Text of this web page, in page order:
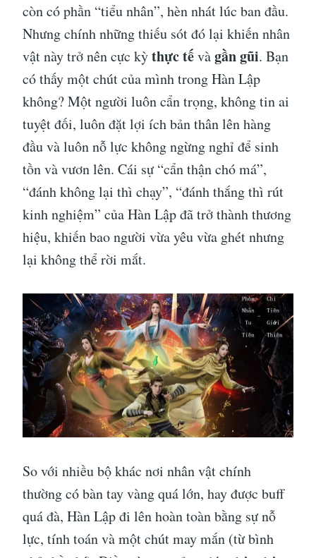
còn có phần “tiểu nhân”, hèn nhát lúc ban đầu.
Nhưng chính những thiếu sót đó lại khiến nhân
vật này trở nên cực kỳthực tếvàgần gũi. Bạn
có thấy một chút của mình trong Hàn Lập
không? Một người luôn cẩn trọng, không tin ai
tuyệt đối, luôn đặt lợi ích bản thân lên hàng
đầu và luôn nỗ lực không ngừng nghỉ để sinh
tồn và vươn lên. Cái sự “cẩn thận chó má”,
“đánh không lại thì chạy”, “đánh thắng thì rút
kinh nghiệm” của Hàn Lập đã trở thành thương
hiệu, khiến bao người vừa yêu vừa ghét nhưng
lại không thể rời mắt.
So với nhiều bộ khác nơi nhân vật chính
thường có bàn tay vàng quá lớn, hay được buff
quá đà, Hàn Lập đi lên hoàn toàn bằng sự nỗ
lực, tính toán và một chút may mắn (từ bình